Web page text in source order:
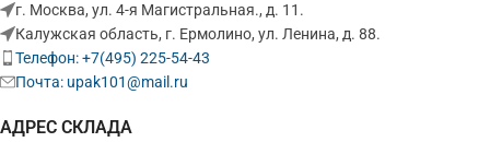
г. Москва, ул. 4-я Магистральная., д. 11.
Калужская область, г. Ермолино, ул. Ленина, д. 88.
Телефон: +7(495) 225-54-43
Почта: upak101@mail.ru
АДРЕС СКЛАДА